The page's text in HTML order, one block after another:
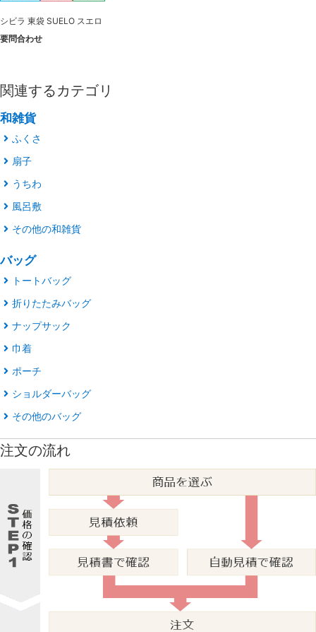
シビラ 東袋 SUELO スエロ
要問合わせ
関連するカテゴリ
和雑貨
ふくさ
扇子
うちわ
風呂敷
その他の和雑貨
バッグ
トートバッグ
折りたたみバッグ
ナップサック
巾着
ポーチ
ショルダーバッグ
その他のバッグ
注文の流れ